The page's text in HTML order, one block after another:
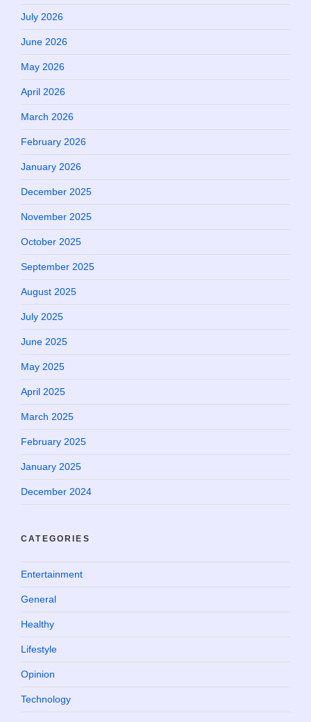
July 2026
June 2026
May 2026
April 2026
March 2026
February 2026
January 2026
December 2025
November 2025
October 2025
September 2025
August 2025
July 2025
June 2025
May 2025
April 2025
March 2025
February 2025
January 2025
December 2024
CATEGORIES
Entertainment
General
Healthy
Lifestyle
Opinion
Technology